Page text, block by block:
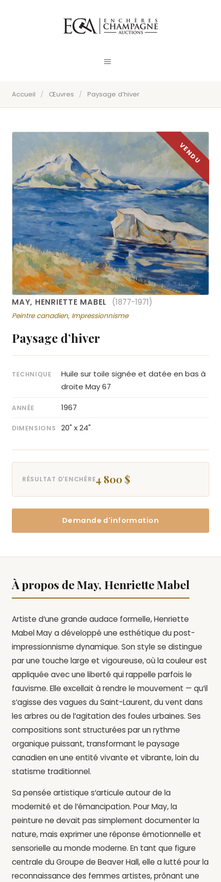
Accueil / Œuvres / Paysage d’hiver
MAY, HENRIETTE MABEL (1877-1971)
Peintre canadien, Impressionnisme
Paysage d’hiver
TECHNIQUE
Huile sur toile signée et datée en bas à
droite May 67
ANNÉE 1967
DIMENSIONS 20" x 24"
RÉSULTAT D'ENCHÈRE4 800 $
Demande d'information
À propos de May, Henriette Mabel
Artiste d’une grande audace formelle, Henriette
Mabel May a développé une esthétique du post-
impressionnisme dynamique. Son style se distingue
par une touche large et vigoureuse, où la couleur est
appliquée avec une liberté qui rappelle parfois le
fauvisme. Elle excellait à rendre le mouvement — qu’il
s’agisse des vagues du Saint-Laurent, du vent dans
les arbres ou de l’agitation des foules urbaines. Ses
compositions sont structurées par un rythme
organique puissant, transformant le paysage
canadien en une entité vivante et vibrante, loin du
statisme traditionnel.
Sa pensée artistique s’articule autour de la
modernité et de l’émancipation. Pour May, la
peinture ne devait pas simplement documenter la
nature, mais exprimer une réponse émotionnelle et
sensorielle au monde moderne. En tant que figure
centrale du Groupe de Beaver Hall, elle a lutté pour la
reconnaissance des femmes artistes, prônant une